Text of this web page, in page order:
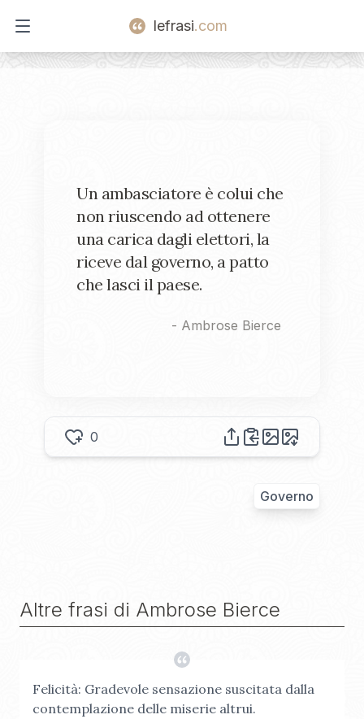
Open main menu
lefrasi.com
Un ambasciatore è colui che
non riuscendo ad ottenere
una carica dagli elettori, la
riceve dal governo, a patto
che lasci il paese.
- Ambrose Bierce
0
Governo
Altre frasi di Ambrose Bierce
Felicità: Gradevole sensazione suscitata dalla
contemplazione delle miserie altrui.